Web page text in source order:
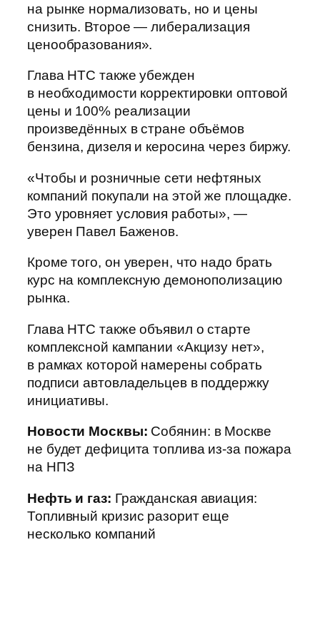
на рынке нормализовать, но и цены
снизить. Второе — либерализация
ценообразования».
Глава НТС также убежден
в необходимости корректировки оптовой
цены и 100% реализации
произведённых в стране объёмов
бензина, дизеля и керосина через биржу.
«Чтобы и розничные сети нефтяных
компаний покупали на этой же площадке.
Это уровняет условия работы», —
уверен Павел Баженов.
Кроме того, он уверен, что надо брать
курс на комплексную демонополизацию
рынка.
Глава НТС также объявил о старте
комплексной кампании «Акцизу нет»,
в рамках которой намерены собрать
подписи автовладельцев в поддержку
инициативы.
Новости Москвы: Собянин: в Москве
не будет дефицита топлива из-за пожара
на НПЗ
Нефть и газ: Гражданская авиация:
Топливный кризис разорит еще
несколько компаний